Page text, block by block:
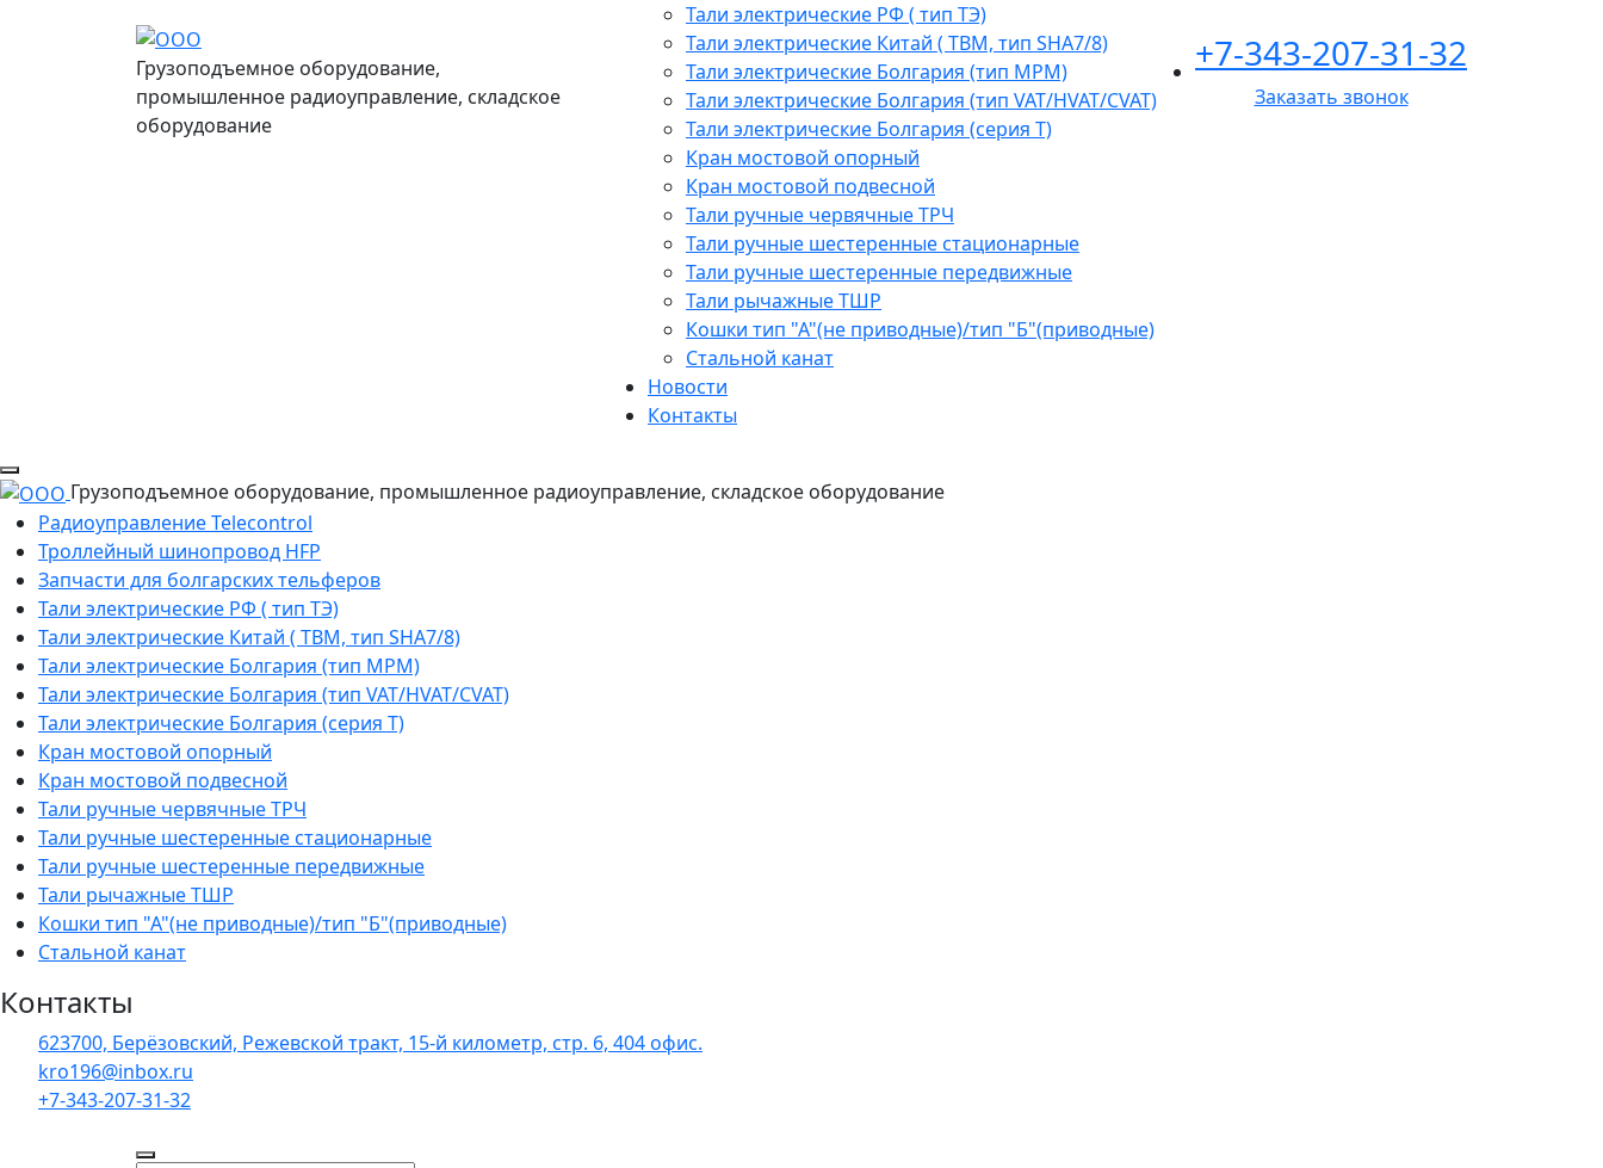
Грузоподъемное оборудование,
промышленное радиоуправление, складское
оборудование
Тали электрические РФ ( тип ТЭ)
Тали электрические Китай ( TBM, тип SHA7/8)
Тали электрические Болгария (тип МРМ)
Тали электрические Болгария (тип VAT/HVAT/CVAT)
Тали электрические Болгария (серия Т)
Кран мостовой опорный
Кран мостовой подвесной
Тали ручные червячные ТРЧ
Тали ручные шестеренные стационарные
Тали ручные шестеренные передвижные
Тали рычажные ТШР
Кошки тип "А"(не приводные)/тип "Б"(приводные)
Стальной канат
Новости
Контакты
+7-343-207-31-32
Заказать звонок
Грузоподъемное оборудование, промышленное радиоуправление, складское оборудование
Радиоуправление Telecontrol
Троллейный шинопровод HFP
Запчасти для болгарских тельферов
Тали электрические РФ ( тип ТЭ)
Тали электрические Китай ( TBM, тип SHA7/8)
Тали электрические Болгария (тип МРМ)
Тали электрические Болгария (тип VAT/HVAT/CVAT)
Тали электрические Болгария (серия Т)
Кран мостовой опорный
Кран мостовой подвесной
Тали ручные червячные ТРЧ
Тали ручные шестеренные стационарные
Тали ручные шестеренные передвижные
Тали рычажные ТШР
Кошки тип "А"(не приводные)/тип "Б"(приводные)
Стальной канат
Контакты
623700, Берёзовский, Режевской тракт, 15-й километр, стр. 6, 404 офис.
kro196@inbox.ru
+7-343-207-31-32